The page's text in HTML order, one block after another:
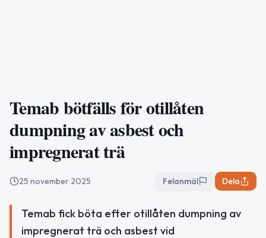
Temab bötfälls för otillåten
dumpning av asbest och
impregnerat trä
25 november 2025 Felanmäl Dela
Temab fick böta efter otillåten dumpning av
impregnerat trä och asbest vid